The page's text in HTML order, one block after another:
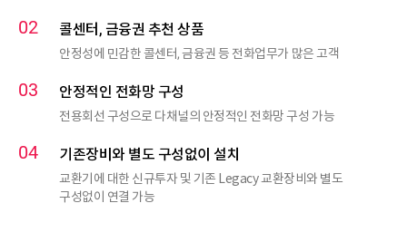
콜센터, 금융권 추천 상품
안정성에 민감한 콜센터, 금융권 등 전화업무가 많은 고객
안정적인 전화망 구성
전용회선 구성으로 다채널의 안정적인 전화망 구성 가능
기존장비와 별도 구성없이 설치
교환기에 대한 신규투자 및 기존 Legacy 교환장비와 별도
구성없이 연결 가능